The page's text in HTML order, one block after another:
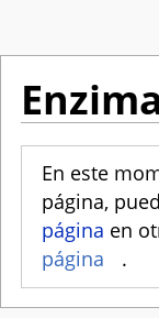
Enzima
En este
página,
página en
página
.